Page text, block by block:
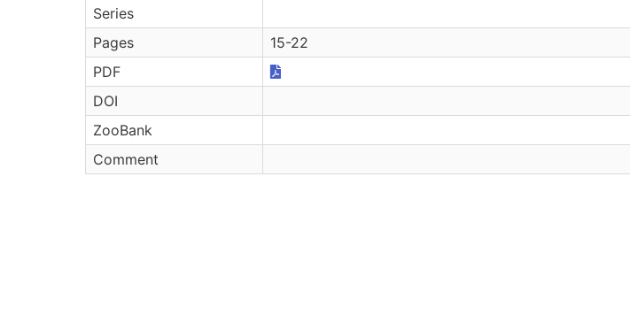
Series
Pages
15-22
PDF
DOI
ZooBank
Comment